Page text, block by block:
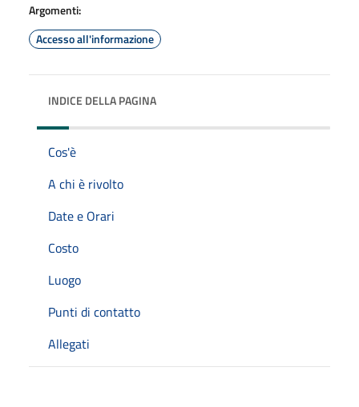
Argomenti:
Accesso all'informazione
INDICE DELLA PAGINA
Cos'è
A chi è rivolto
Date e Orari
Costo
Luogo
Punti di contatto
Allegati